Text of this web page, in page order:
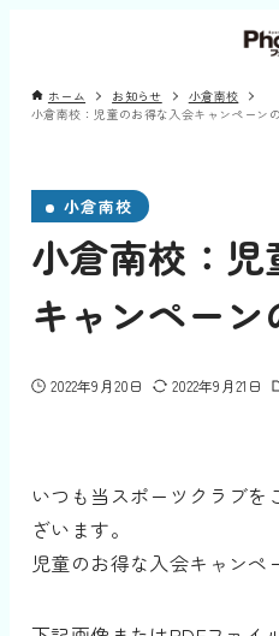
ホーム お知らせ
小倉南校
小倉南校：児童のお得な入会キャンペーン
小倉南校
小倉南校：
キャンペー
2022年9月20日 2022年9月21日
いつも当スポーツクラブ
ざいます。
児童のお得な入会キャンペ